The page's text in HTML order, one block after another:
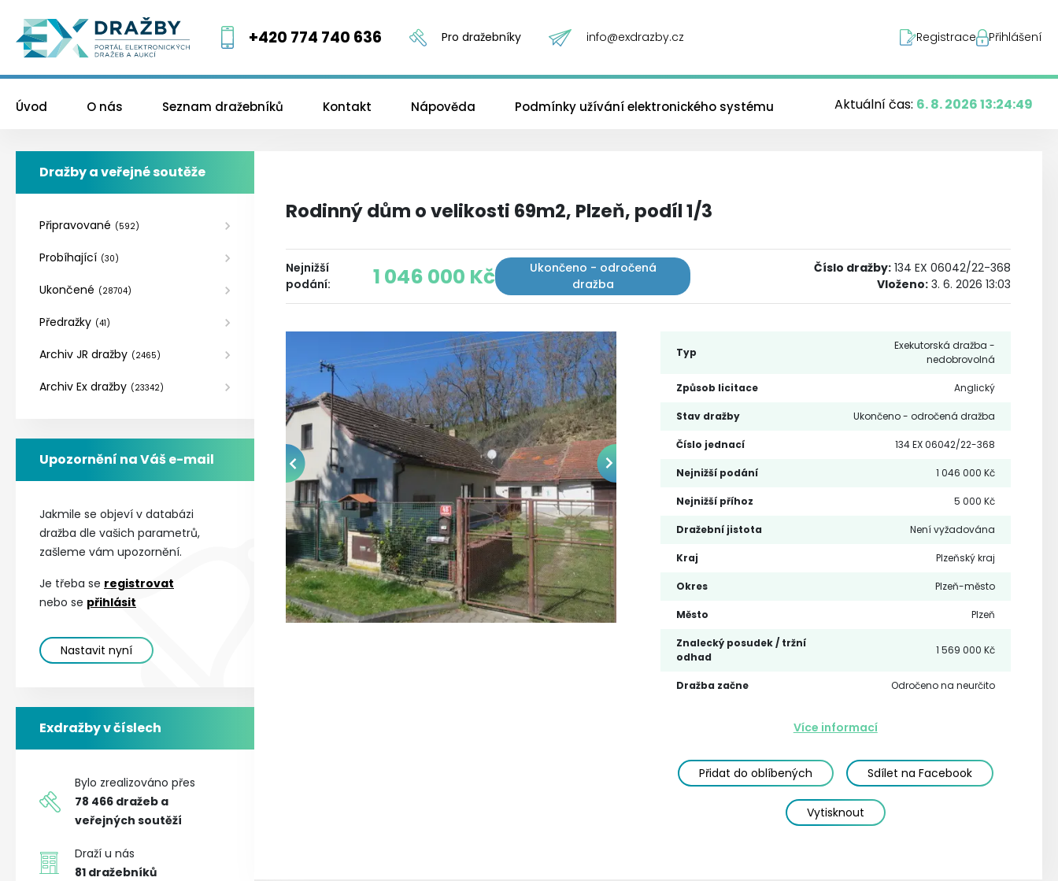
+420 774 740 636 Pro dražebníky info@exdrazby.cz Registrace Přihlášení
Úvod O nás Seznam dražebníků Kontakt Nápověda Podmínky užívání elektronického systému Aktuální čas: 6. 8. 2026 13:24:50
Dražby a veřejné soutěže
Připravované (592)
Probíhající (30)
Ukončené (28704)
Předražky (41)
Archiv JR dražby (2465)
Archiv Ex dražby (23342)
Upozornění na Váš e-mail
Jakmile se objeví v databázi
dražba dle vašich parametrů,
zašleme vám upozornění.
Je třeba se registrovat
nebo se přihlásit
Nastavit nyní
Exdražby v číslech
Bylo zrealizováno přes
78 466 dražeb a
veřejných soutěží
Draží u nás
81 dražebníků
Rodinný dům o velikosti 69m2, Plzeň, podíl 1/3
Nejnižší
podání: 1 046 000 Kč
Ukončeno - odročená
dražba
Číslo dražby: 134 EX 06042/22-368
Vloženo: 3. 6. 2026 13:03
Typ
Exekutorská dražba -
nedobrovolná
Způsob licitace Anglický
Stav dražby Ukončeno - odročená dražba
Číslo jednací 134 EX 06042/22-368
Nejnižší podání 1 046 000 Kč
Nejnižší příhoz 5 000 Kč
Dražební jistota Není vyžadována
Kraj Plzeňský kraj
Okres Plzeň-město
Město Plzeň
Znalecký posudek / tržní
odhad
1 569 000 Kč
Dražba začne Odročeno na neurčito
Více informací
Přidat do oblíbených Sdílet na Facebook
Vytisknout